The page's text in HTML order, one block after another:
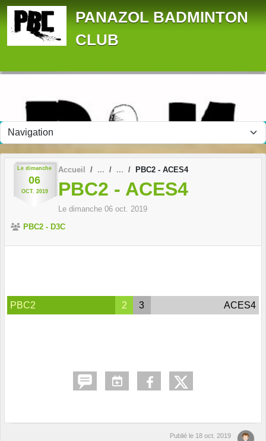
PANAZOL BADMINTON
CLUB
Le dimanche
06
OCT. 2019
Accueil PBC2 - ACES4
PBC2 - ACES4
Le dimanche 06 oct. 2019
PBC2 - D3C
PBC2 2 3 ACES4
Publié le 18 oct. 2019
Panneau de gestion des cookies